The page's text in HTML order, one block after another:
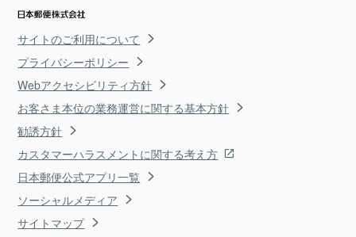
サイトのご利用について
プライバシーポリシー
Webアクセシビリティ方針
お客さま本位の業務運営に関する基本方針
勧誘方針
カスタマーハラスメントに関する考え方
日本郵便公式アプリ一覧
ソーシャルメディア
サイトマップ